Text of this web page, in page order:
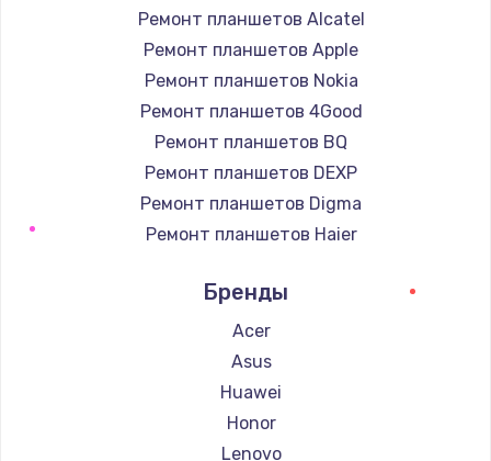
Ремонт планшетов Alcatel
Ремонт планшетов Apple
Ремонт планшетов Nokia
Ремонт планшетов 4Good
Ремонт планшетов BQ
Ремонт планшетов DEXP
Ремонт планшетов Digma
Ремонт планшетов Haier
Ремонт планшетов Prestigio
Ремонт планшетов Microsoft
Ремонт планшетов BlackView
Ремонт планшетов Amazon
Ремонт планшетов Aquarius
Ремонт планшетов Philips
Бренды
Acer
Asus
Huawei
Honor
Lenovo